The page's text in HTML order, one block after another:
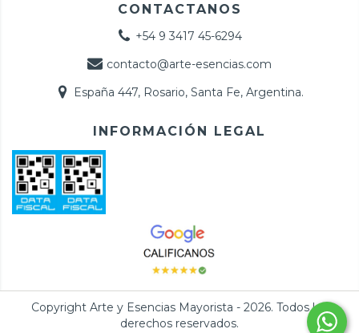
CONTACTANOS
+54 9 3417 45-6294
contacto@arte-esencias.com
España 447, Rosario, Santa Fe, Argentina.
INFORMACIÓN LEGAL
Copyright Arte y Esencias Mayorista - 2026. Todos los
derechos reservados.